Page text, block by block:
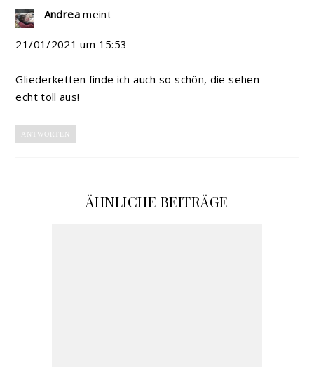
Andrea meint
21/01/2021 um 15:53
Gliederketten finde ich auch so schön, die sehen
echt toll aus!
ANTWORTEN
ÄHNLICHE BEITRÄGE